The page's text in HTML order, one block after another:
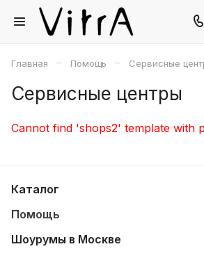
Главная – Помощь – Сервисные
Сервисные центры
Cannot find 'shops2' template with
Каталог
Помощь
Шоурумы в Москве